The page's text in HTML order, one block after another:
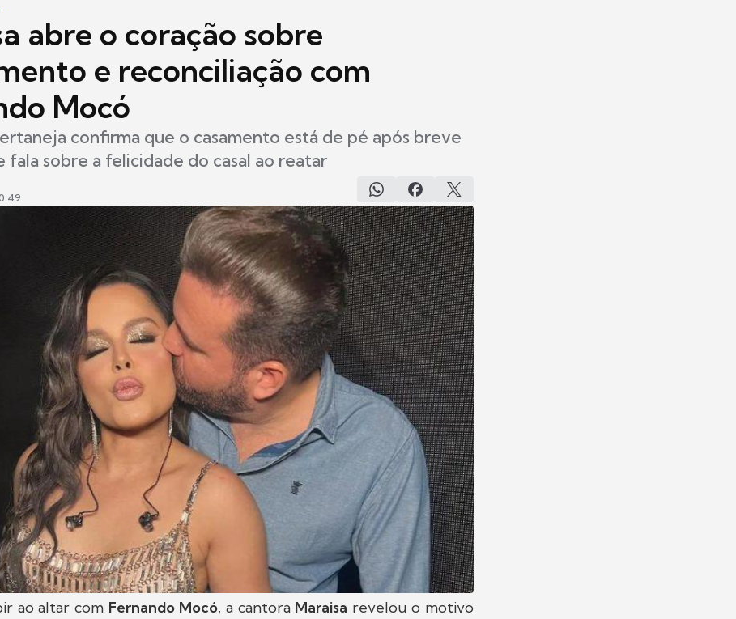
abre o coração sobre
e reconciliação com
Mocó
confirma que o casamento está de pé após breve
fala sobre a felicidade do casal ao reatar
ao altar com Fernando Mocó, a cantora Maraisa revelou o motivo